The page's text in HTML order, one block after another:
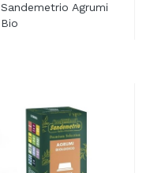
Sandemetrio Agrumi
Bio